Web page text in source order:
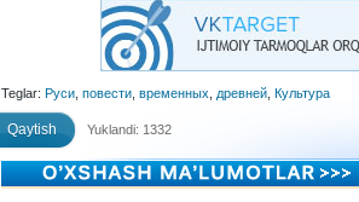
Teglar: Руси, повести, временных древней, Культура
Qaytish Yuklandi: 1332